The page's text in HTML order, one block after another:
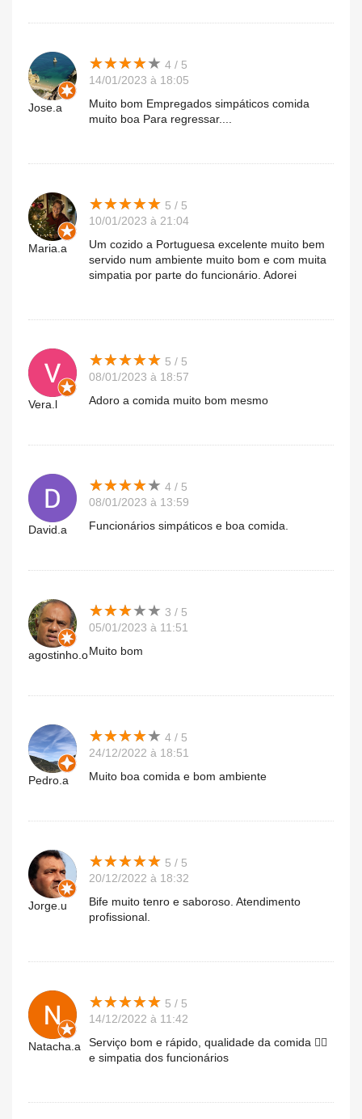
Jose.a
★★★★★
★★★★★ 4 / 5
14/01/2023 à 18:05
Muito bom Empregados simpáticos comida
muito boa Para regressar....
Maria.a
★★★★★
★★★★★ 5 / 5
10/01/2023 à 21:04
Um cozido a Portuguesa excelente muito bem
servido num ambiente muito bom e com muita
simpatia por parte do funcionário. Adorei
Vera.l
★★★★★
★★★★★ 5 / 5
08/01/2023 à 18:57
Adoro a comida muito bom mesmo
David.a
★★★★★
★★★★★ 4 / 5
08/01/2023 à 13:59
Funcionários simpáticos e boa comida.
agostinho.o
★★★★★
★★★★★ 3 / 5
05/01/2023 à 11:51
Muito bom
Pedro.a
★★★★★
★★★★★ 4 / 5
24/12/2022 à 18:51
Muito boa comida e bom ambiente
Jorge.u
★★★★★
★★★★★ 5 / 5
20/12/2022 à 18:32
Bife muito tenro e saboroso. Atendimento
profissional.
Natacha.a
★★★★★
★★★★★ 5 / 5
14/12/2022 à 11:42
Serviço bom e rápido, qualidade da comida 👌🏽
e simpatia dos funcionários